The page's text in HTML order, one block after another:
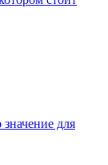
для